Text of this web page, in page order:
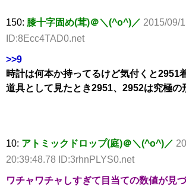
150: 膝十字固め(茸)＠＼(^o^)／ 2015/09/
ID:8Ecc4TAD0.net
>>9
時計は何本か持ってるけど気付くと2951
道具として見たとき2951、2952は究極の
10: アトミックドロップ(庭)＠＼(^o^)／
20:39:48.78 ID:3rhnPLYS0.net
ワチャワチャしすぎて目当ての数値が見